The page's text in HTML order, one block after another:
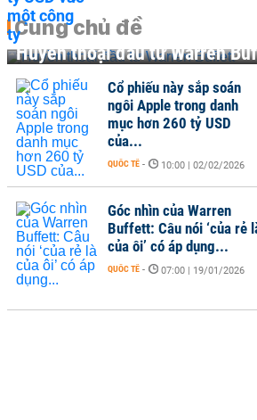
Cùng chủ đề
Huyền thoại đầu tư Warren
Cổ phiếu này sắp soán
ngôi Apple trong danh
mục hơn 260 tỷ USD
của...
QUỐC TẾ - 10:00 | 02/02/2026
Góc nhìn của Warren
Buffett: Câu nói ‘của rẻ
của ôi’ có áp dụng...
QUỐC TẾ - 07:00 | 19/01/2026